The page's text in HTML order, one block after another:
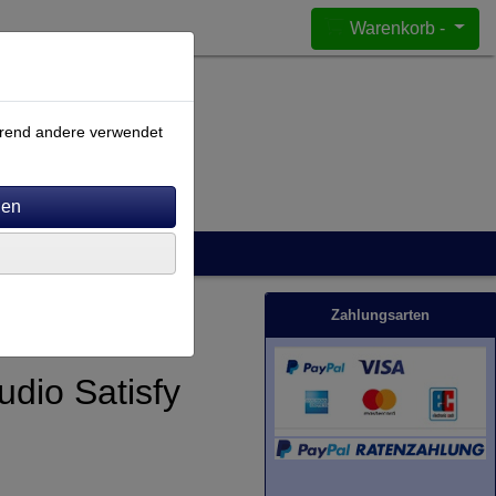
Warenkorb -
Satisfy
Zahlungsarten
andere verwendet